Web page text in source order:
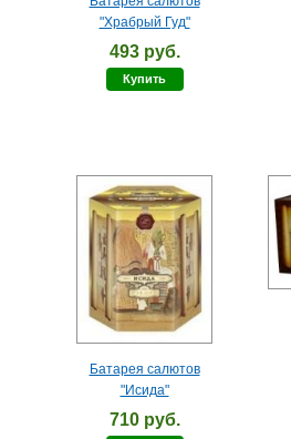
"Храбрый Гуд"
493 руб.
Купить
Батарея салютов
"Исида"
710 руб.